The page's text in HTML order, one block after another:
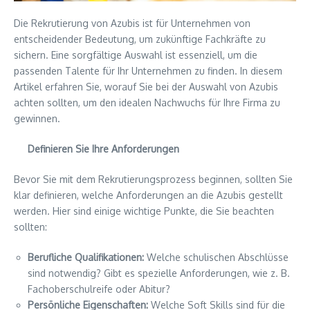
Die Rekrutierung von Azubis ist für Unternehmen von
entscheidender Bedeutung, um zukünftige Fachkräfte zu
sichern. Eine sorgfältige Auswahl ist essenziell, um die
passenden Talente für Ihr Unternehmen zu finden. In diesem
Artikel erfahren Sie, worauf Sie bei der Auswahl von Azubis
achten sollten, um den idealen Nachwuchs für Ihre Firma zu
gewinnen.
Definieren Sie Ihre Anforderungen
Bevor Sie mit dem Rekrutierungsprozess beginnen, sollten Sie
klar definieren, welche Anforderungen an die Azubis gestellt
werden. Hier sind einige wichtige Punkte, die Sie beachten
sollten:
Berufliche Qualifikationen: Welche schulischen Abschlüsse
sind notwendig? Gibt es spezielle Anforderungen, wie z. B.
Fachoberschulreife oder Abitur?
Persönliche Eigenschaften: Welche Soft Skills sind für die